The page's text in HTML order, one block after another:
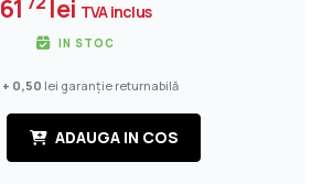
61 lei TVA inclus
IN STOC
+ 0,50 lei garanție returnabilă
ADAUGA IN COS